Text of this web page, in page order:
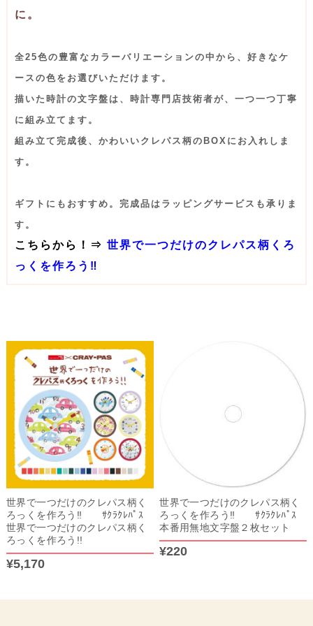
に。
全25⾊の豊富なカラーバリエーションの中から、好きなケ
ースの⾊をお選びいただけます。
描いた時計の⽂字盤は、時計専⾨店技術者が、⼀つ⼀つ丁寧
に組み⽴てます。
組み⽴て完成後、かわいいクレパス柄のBOXにお⼊れしま
す。
ギフトにもおすすめ。完成品はラッピングサービスも承りま
す。
こちらから！⇒ 世界で一つだけのクレパス柄くろ
っくを作ろう‼︎
世界で一つだけのクレパス柄く
ろっくを作ろう‼︎ ｻｸﾗｸﾚﾊﾟｽ
世界で一つだけのクレパス柄く
ろっくを作ろう!!
¥5,170
世界で一つだけのクレパス柄く
ろっくを作ろう‼︎ ｻｸﾗｸﾚﾊﾟｽ
本番用無地文字盤２枚セット
¥220